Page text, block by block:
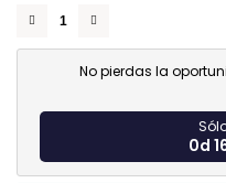
No pierdas la
0d